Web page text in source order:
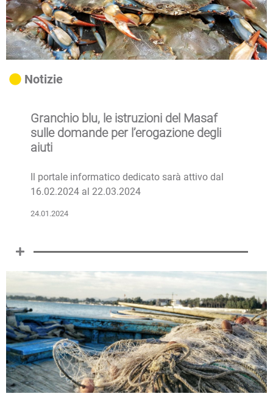
Notizie
Granchio blu, le istruzioni del Masaf
sulle domande per l’erogazione degli
aiuti
Il portale informatico dedicato sarà attivo dal
16.02.2024 al 22.03.2024
24.01.2024